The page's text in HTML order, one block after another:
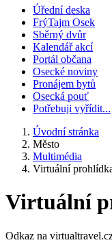
Úřední deska
FrýTajm Osek
Sběrný dvůr
Kalendář akcí
Portál občana
Osecké noviny
Pronájem bytů
Osecká pouť
Potřebuji vyřídit...
Úvodní stránka
Město
Multimédia
Virtuální
Virtuální
Odkaz na